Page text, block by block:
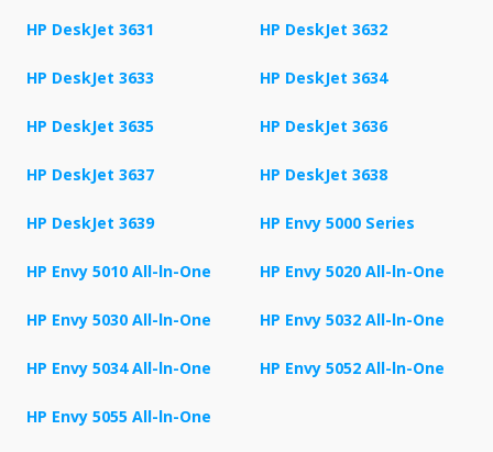
HP DeskJet 3631 HP DeskJet 3632
HP DeskJet 3633 HP DeskJet 3634
HP DeskJet 3635 HP DeskJet 3636
HP DeskJet 3637 HP DeskJet 3638
HP DeskJet 3639 HP Envy 5000 Series
HP Envy 5010 All-ln-One HP Envy 5020 All-ln-One
HP Envy 5030 All-ln-One HP Envy 5032 All-ln-One
HP Envy 5034 All-ln-One HP Envy 5052 All-ln-One
HP Envy 5055 All-ln-One